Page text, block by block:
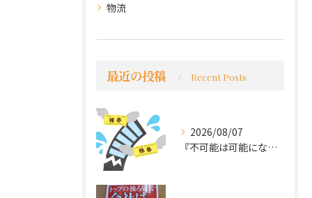
物流
最近の投稿 Recent Posts
2026/08/07
『不可能は可能になる』